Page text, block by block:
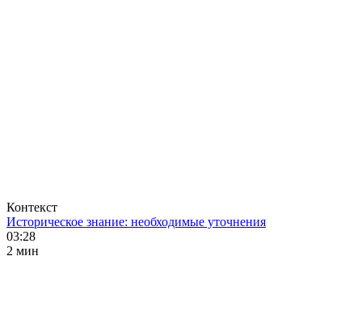
Контекст
Историческое знание: необходимые уточнения
03:28
2 мин